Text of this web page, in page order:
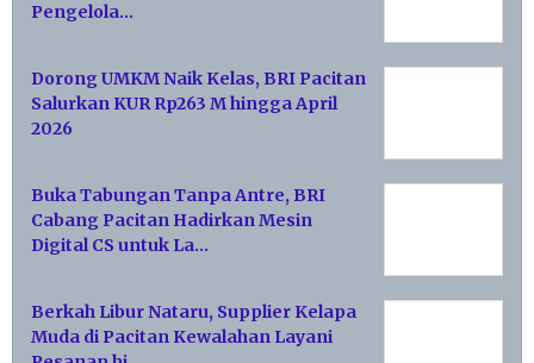
Pengelola…
Dorong UMKM Naik Kelas, BRI Pacitan
Salurkan KUR Rp263 M hingga April
2026
Buka Tabungan Tanpa Antre, BRI
Cabang Pacitan Hadirkan Mesin
Digital CS untuk La…
Berkah Libur Nataru, Supplier Kelapa
Muda di Pacitan Kewalahan Layani